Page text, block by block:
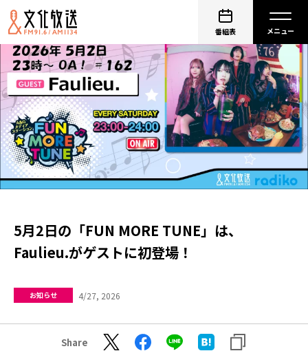
番組表
5月2日の「FUN MORE TUNE」は、
Faulieu.がゲストに初登場！
お知らせ 4/27, 2026
Share